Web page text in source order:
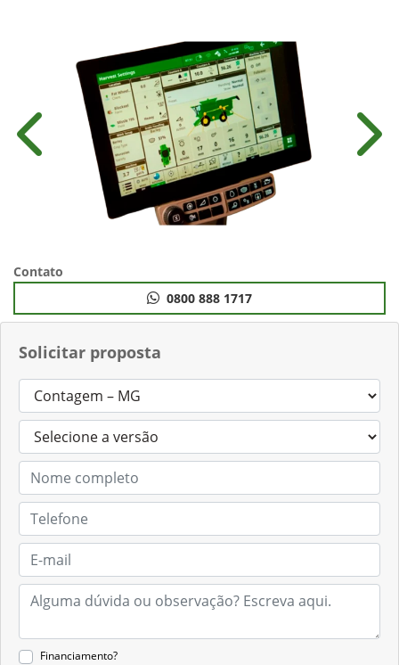
Solicitar proposta
Financiamento?
Anterior
Contato
0800 888 1717